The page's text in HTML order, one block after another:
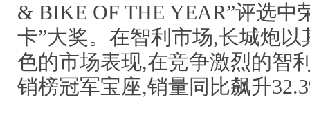
& BIKE OF THE YEAR”评选中
卡”大奖。在智利市场,长城炮
色的市场表现,在竞争激烈的智
销榜冠军宝座,销量同比飙升